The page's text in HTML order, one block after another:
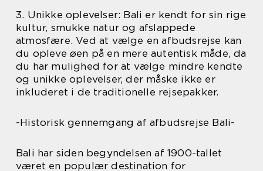
3. Unikke oplevelser: Bali er kendt for sin rige
kultur, smukke natur og afslappede
atmosfære. Ved at vælge en afbudsrejse kan
du opleve øen på en mere autentisk måde, da
du har mulighed for at vælge mindre kendte
og unikke oplevelser, der måske ikke er
inkluderet i de traditionelle rejsepakker.
-Historisk gennemgang af afbudsrejse Bali-
Bali har siden begyndelsen af 1900-tallet
været en populær destination for